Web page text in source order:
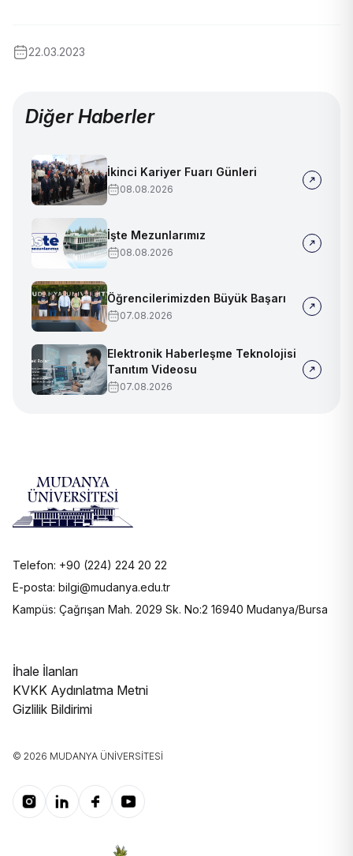
22.03.2023
Diğer Haberler
İkinci Kariyer Fuarı Günleri
08.08.2026
İşte Mezunlarımız
08.08.2026
Öğrencilerimizden Büyük Başarı
07.08.2026
Elektronik Haberleşme Teknolojisi
Tanıtım Videosu
07.08.2026
Telefon: +90 (224) 224 20 22
E-posta: bilgi@mudanya.edu.tr
Kampüs: Çağrışan Mah. 2029 Sk. No:2 16940 Mudanya/Bursa
İhale İlanları
KVKK Aydınlatma Metni
Gizlilik Bildirimi
© 2026 MUDANYA ÜNIVERSITESI